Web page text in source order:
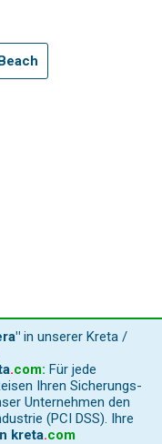
in unserer Kreta /
.com: Für jede
Ihren Sicherungs-
Unternehmen den
(PCI DSS). Ihre
kreta.com